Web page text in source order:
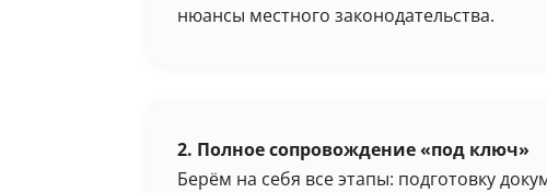
нюансы местного законодательства.
2. Полное сопровождение «под ключ»
Берём на себя все этапы: подготовку